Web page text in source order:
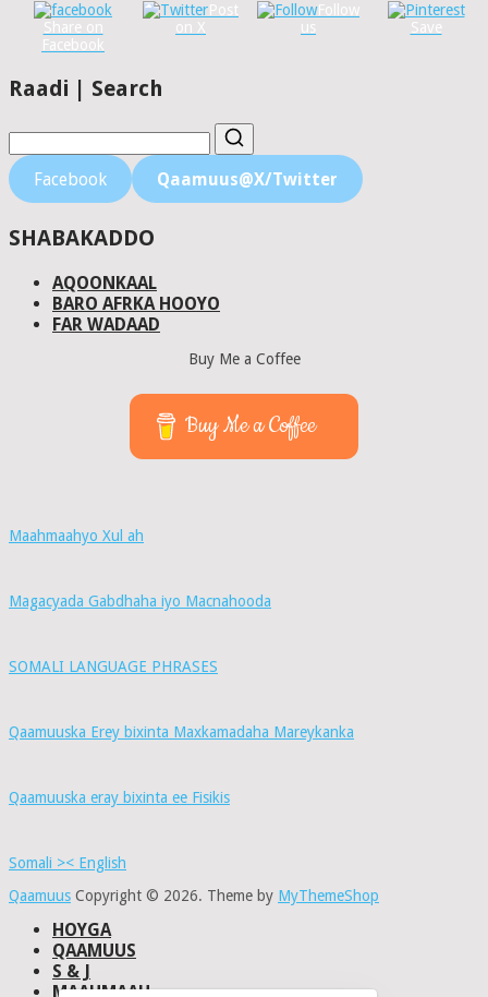
Share on
Facebook
Post
on X
Follow
us
Save
Raadi | Search
Facebook Qaamuus@X/Twitter
SHABAKADDO
AQOONKAAL
BARO AFRKA HOOYO
FAR WADAAD
Buy Me a Coffee
Buy Me a Coffee
Maahmaahyo Xul ah
Magacyada Gabdhaha iyo Macnahooda
SOMALI LANGUAGE PHRASES
Qaamuuska Erey bixinta Maxkamadaha Mareykanka
Qaamuuska eray bixinta ee Fisikis
Somali >< English
Qaamuus Copyright © 2026. Theme by MyThemeShop
HOYGA
QAAMUUS
S & J
MAAHMAAH